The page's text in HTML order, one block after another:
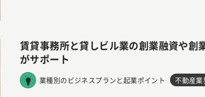
賃貸事務所と貸しビル業の創業融資や創
がサポート
業種別のビジネスプランと起業ポイント 不動産業